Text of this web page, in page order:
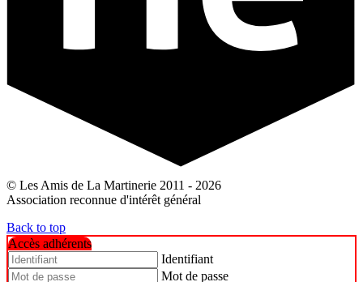
© Les Amis de La Martinerie 2011 - 2026
Association reconnue d'intérêt général
Back to top
Accès adhérents
Identifiant
Mot de passe